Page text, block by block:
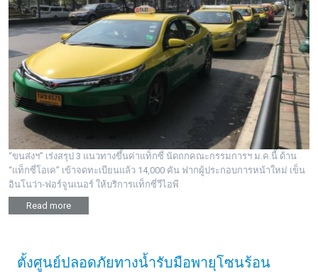
“ขนส่งฯ” เร่งสรุป 3 แนวทางขึ้นค่าแท็กซี่ นัดถกคณะกรรมการฯ ม.ค.นี้ ด้าน
“แท็กซี่โอเค” เข้าจดทะเบียนแล้ว 14,000 คัน ฟากผู้ประกอบการหน้าใหม่ เข็น
อินโนว่า-ฟอร์จูนเนอร์ ให้บริการแท็กซี่วีไอพี
Read more
ตั้งศูนย์ปลอดภัยทางน้ำรับมือพายุโซนร้อน